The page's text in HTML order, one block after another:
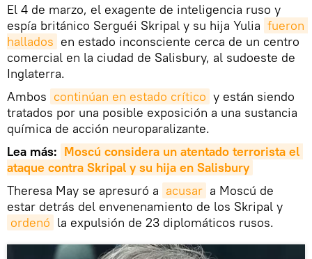
El 4 de marzo, el exagente de inteligencia ruso y
espía británico Serguéi Skripal y su hija Yulia fueron
hallados en estado inconsciente cerca de un centro
comercial en la ciudad de Salisbury, al sudoeste de
Inglaterra.
Ambos continúan en estado crítico y están siendo
tratados por una posible exposición a una sustancia
química de acción neuroparalizante.
Lea más: Moscú considera un atentado terrorista el
ataque contra Skripal y su hija en Salisbury
Theresa May se apresuró a acusar a Moscú de
estar detrás del envenenamiento de los Skripal y
ordenó la expulsión de 23 diplomáticos rusos.